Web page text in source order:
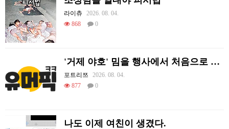
라이츄
2026. 08. 04.
868
0
'거제 야호' 밈을 행사에서 처음으로 체감하는 리센느
포트리쯔
2026. 08. 04.
877
0
나도 이제 여친이 생겼다.